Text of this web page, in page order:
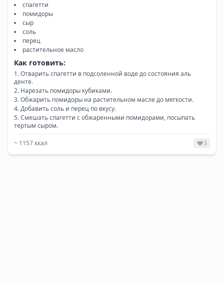
спагетти
помидоры
сыр
соль
перец
растительное масло
Как готовить:
Отварить спагетти в подсоленной воде до состояния аль
денте.
Нарезать помидоры кубиками.
Обжарить помидоры на растительном масле до мягкости.
Добавить соль и перец по вкусу.
Смешать спагетти с обжаренными помидорами, посыпать
тертым сыром.
~ 1157 ккал 3